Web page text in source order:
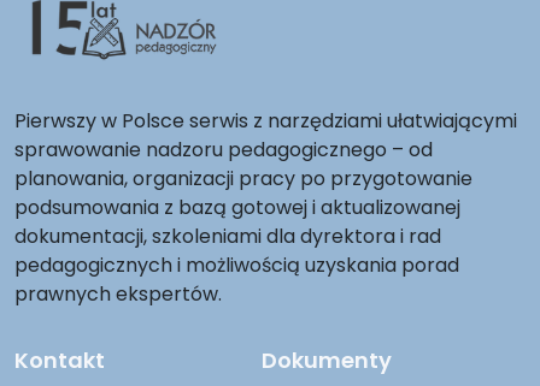
Pierwszy w Polsce serwis z narzędziami ułatwiającymi
sprawowanie nadzoru pedagogicznego – od
planowania, organizacji pracy po przygotowanie
podsumowania z bazą gotowej i aktualizowanej
dokumentacji, szkoleniami dla dyrektora i rad
pedagogicznych i możliwością uzyskania porad
prawnych ekspertów.
Kontakt Dokumenty